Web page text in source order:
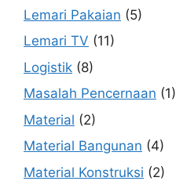
Lemari Pakaian (5)
Lemari TV (11)
Logistik (8)
Masalah Pencernaan (1)
Material (2)
Material Bangunan (4)
Material Konstruksi (2)